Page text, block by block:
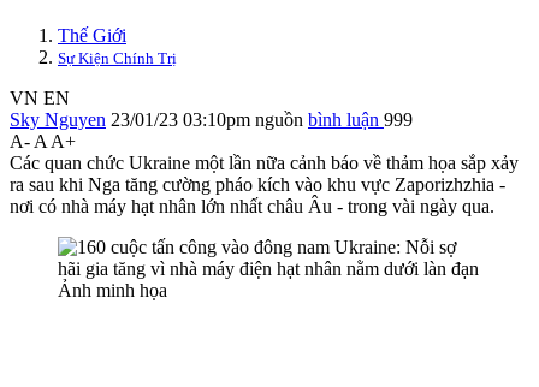
Thế Giới
Sự Kiện Chính Trị
VN EN
Sky Nguyen 23/01/23 03:10pm nguồn bình luận 999
A- A A+
Các quan chức Ukraine một lần nữa cảnh báo về thảm họa sắp xảy
ra sau khi Nga tăng cường pháo kích vào khu vực Zaporizhzhia -
nơi có nhà máy hạt nhân lớn nhất châu Âu - trong vài ngày qua.
Ảnh minh họa